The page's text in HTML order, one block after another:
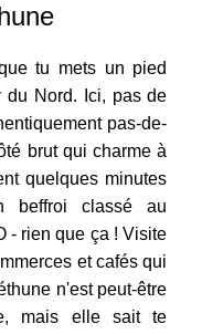
tu mets un pied
du Nord. Ici, pas de
pas-de-
brut qui charme à
quelques minutes
beffroi classé au
- rien que ça ! Visite
et cafés qui
n'est peut-être
mais elle sait te